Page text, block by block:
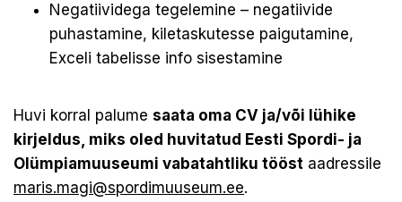
Negatiividega tegelemine – negatiivide
puhastamine, kiletaskutesse paigutamine,
Exceli tabelisse info sisestamine
Huvi korral palume saata oma CV ja/või lühike
kirjeldus, miks oled huvitatud Eesti Spordi- ja
Olümpiamuuseumi vabatahtliku tööst aadressile
maris.magi@spordimuuseum.ee.